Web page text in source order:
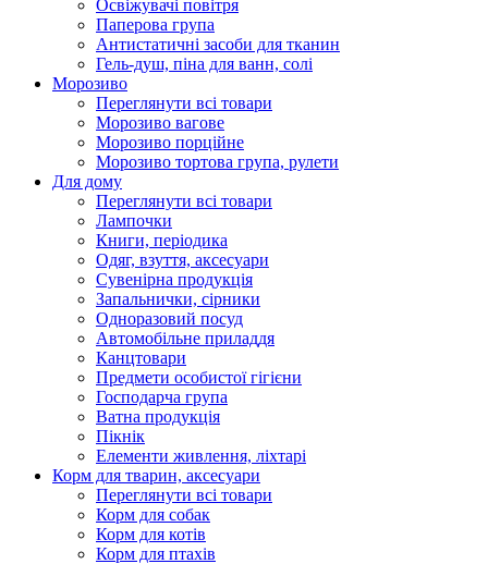
Освіжувачі повітря
Паперова група
Антистатичні засоби для тканин
Гель-душ, піна для ванн, солі
Морозиво
Переглянути всі товари
Морозиво вагове
Морозиво порційне
Морозиво тортова група, рулети
Для дому
Переглянути всі товари
Лампочки
Книги, періодика
Одяг, взуття, аксесуари
Сувенірна продукція
Запальнички, сірники
Одноразовий посуд
Автомобільне приладдя
Канцтовари
Предмети особистої гігієни
Господарча група
Ватна продукція
Пікнік
Елементи живлення, ліхтарі
Корм для тварин, аксесуари
Переглянути всі товари
Корм для собак
Корм для котів
Корм для птахів